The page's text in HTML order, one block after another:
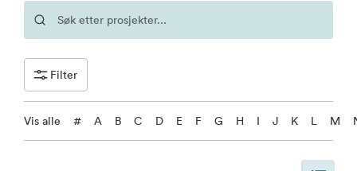
Filter
Vis alle # A B C D E F G H I J K L M